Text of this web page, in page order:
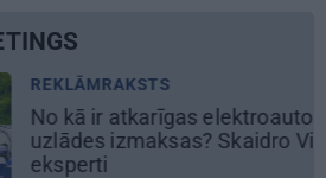
REKLĀMRAKSTS
No kā ir atkarīgas elektroauto
izmaksas? Skaidro Viršu